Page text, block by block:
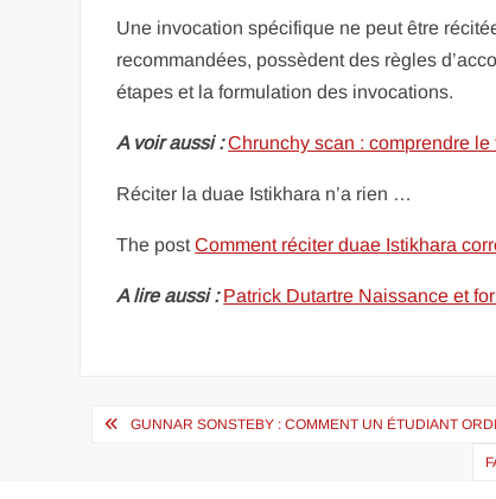
Une invocation spécifique ne peut être
recommandées, possèdent des règles
étapes et la formulation des invocations.
A voir aussi : Chrunchy scan : comprendre
Réciter la duae Istikhara n’a rien …
The postComment réciter duae Istikhara
A lire aussi : Patrick Dutartre Naissance et
Navigation
GUNNAR SONSTEBY : COMMENT UN ÉTUDIANT